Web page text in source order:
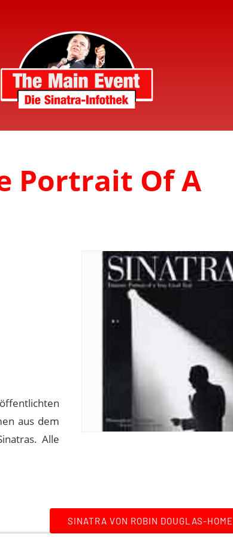
Portrait Of A
aus dem
Alle
SINATRA VON ROBIN DOUGLAS-HOME